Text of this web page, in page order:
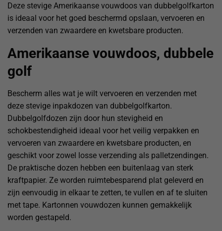
Deze stevige Amerikaanse vouwdoos van dubbelgolfkarton
is ideaal voor het goed beschermd opslaan, vervoeren en
verzenden van zwaardere en kwetsbare producten.
Amerikaanse vouwdoos, dubbele
golf
Bescherm alles wat je wilt vervoeren en verzenden met
deze stevige inpakdozen van dubbelgolfkarton.
Dubbelgolfdozen zijn door hun stevigheid en
schokbestendigheid ideaal voor het veilig verpakken en
vervoeren van zwaardere en kwetsbare producten, en
geschikt voor zowel losse verzending als palletzendingen.
De praktische dozen hebben een buitenlaag van sterk
kraftpapier. Ze worden ruimtebesparend plat geleverd en
zijn eenvoudig in elkaar te zetten, te vullen en af te sluiten
met tape. Kartonnen vouwdozen kunnen gemakkelijk
worden gestapeld.